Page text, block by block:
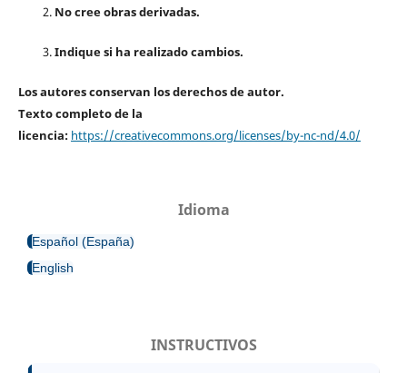
No cree obras derivadas.
Indique si ha realizado cambios.
Los autores conservan los derechos de autor.
Texto completo de la
licencia: https://creativecommons.org/licenses/by-nc-nd/4.0/
Idioma
Español (España)
English
INSTRUCTIVOS